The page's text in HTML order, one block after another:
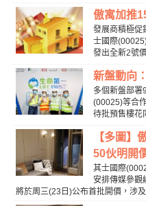
傲寓加推
發展商積極促
士國際
發出全新2號
新盤動向
多個新盤部署
(00025)等合
待批預售樓花
【多圖】
50伙明開
其士國際
安排傳媒參觀
將於周三(23日)公布首批開價，涉